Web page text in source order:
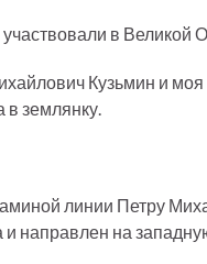
в Великой
Кузьмин и
в землянку.
линии Петру
направлен на